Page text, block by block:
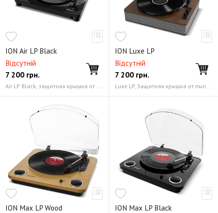
ION Air LP Black
Відсутній
7 200 грн.
Air LP Black, защитная крышка от пыли, коврик (слипмат) из фетра, адаптер на 45 об/мин, USB-кабель (1,5 м), RCA-кабель (1 м), кабель Aux с мини-джеком 3,5 мм, блок питания, карта загрузки программного обеспечения, руководство пользователя Выходы 2 х RCA, выход для наушников 3,5 мм и дополнительный вход 3,5 мм, USB-порт
ION Luxe LP
Відсутній
7 200 грн.
Luxe LP, Защитная крышка от пыли, Коврик (слипмат) из фетра, Адаптер на 45 об/мин, USB-кабель (1,5 м), Блок питания, Карта загрузки программного обеспечения, Руководство пользователя Выходы 2 x RCA, выход для наушников 3,5 мм и дополнительный вход 3,5 мм, USB-порт
ION Max LP Wood
ION Max LP Black